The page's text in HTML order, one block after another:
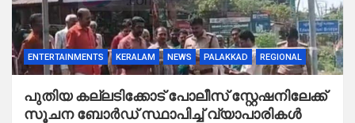
ENTERTAINMENTS KERALAM NEWS PALAKKAD REGIONAL
പുതിയ കല്ലടിക്കോട് പോലീസ് സ്റ്റേഷനിലേക്ക്
സൂചന ബോർഡ് സ്ഥാപിച്ച് വ്യാപാരികൾ